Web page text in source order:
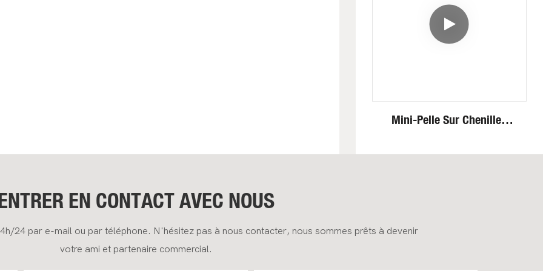
Mini-Pelle Sur Chenilles
De 4 Tonnes Pour
EN CONTACT AVEC NOUS
24 par e-mail ou par téléphone. N'hésitez pas à nous contacter, nous sommes prêts à devenir
votre ami et partenaire commercial.